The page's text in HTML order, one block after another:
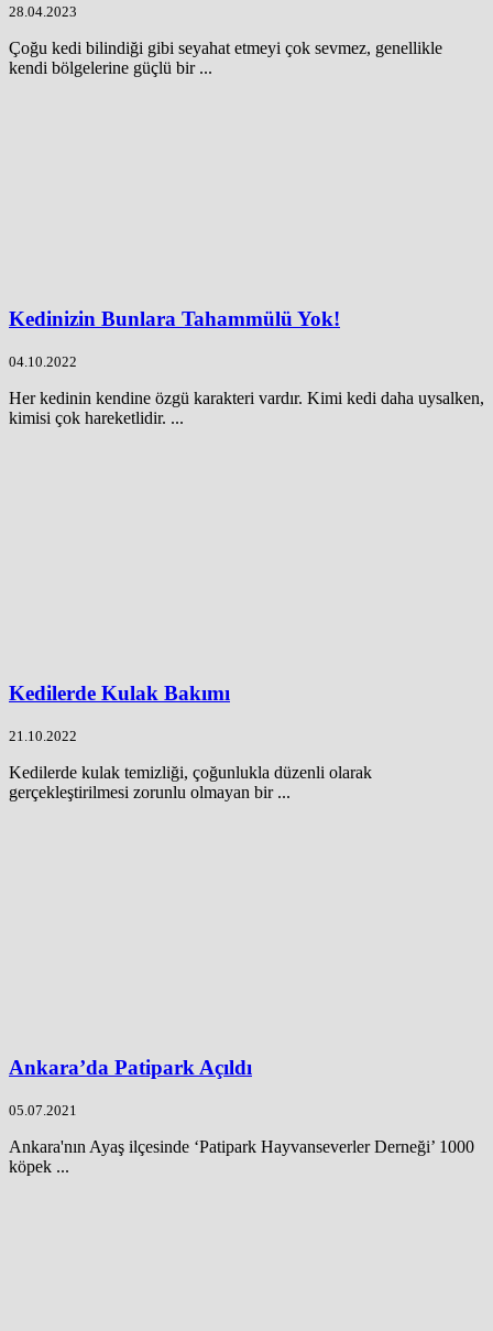
28.04.2023
Çoğu kedi bilindiği gibi seyahat etmeyi çok sevmez, genellikle
kendi bölgelerine güçlü bir ...
Kedinizin Bunlara Tahammülü Yok!
04.10.2022
Her kedinin kendine özgü karakteri vardır. Kimi kedi daha uysalken,
kimisi çok hareketlidir. ...
Kedilerde Kulak Bakımı
21.10.2022
Kedilerde kulak temizliği, çoğunlukla düzenli olarak
gerçekleştirilmesi zorunlu olmayan bir ...
Ankara’da Patipark Açıldı
05.07.2021
Ankara'nın Ayaş ilçesinde ‘Patipark Hayvanseverler Derneği’ 1000
köpek ...